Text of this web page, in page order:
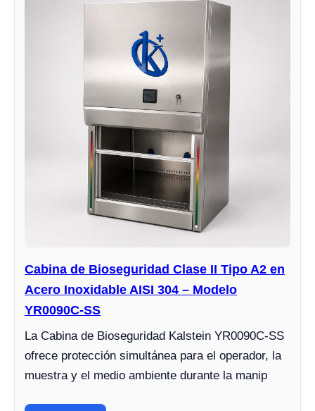
Cabina de Bioseguridad Clase II Tipo A2 en
Acero Inoxidable AISI 304 – Modelo
YR0090C-SS
La Cabina de Bioseguridad Kalstein YR0090C-SS
ofrece protección simultánea para el operador, la
muestra y el medio ambiente durante la manip